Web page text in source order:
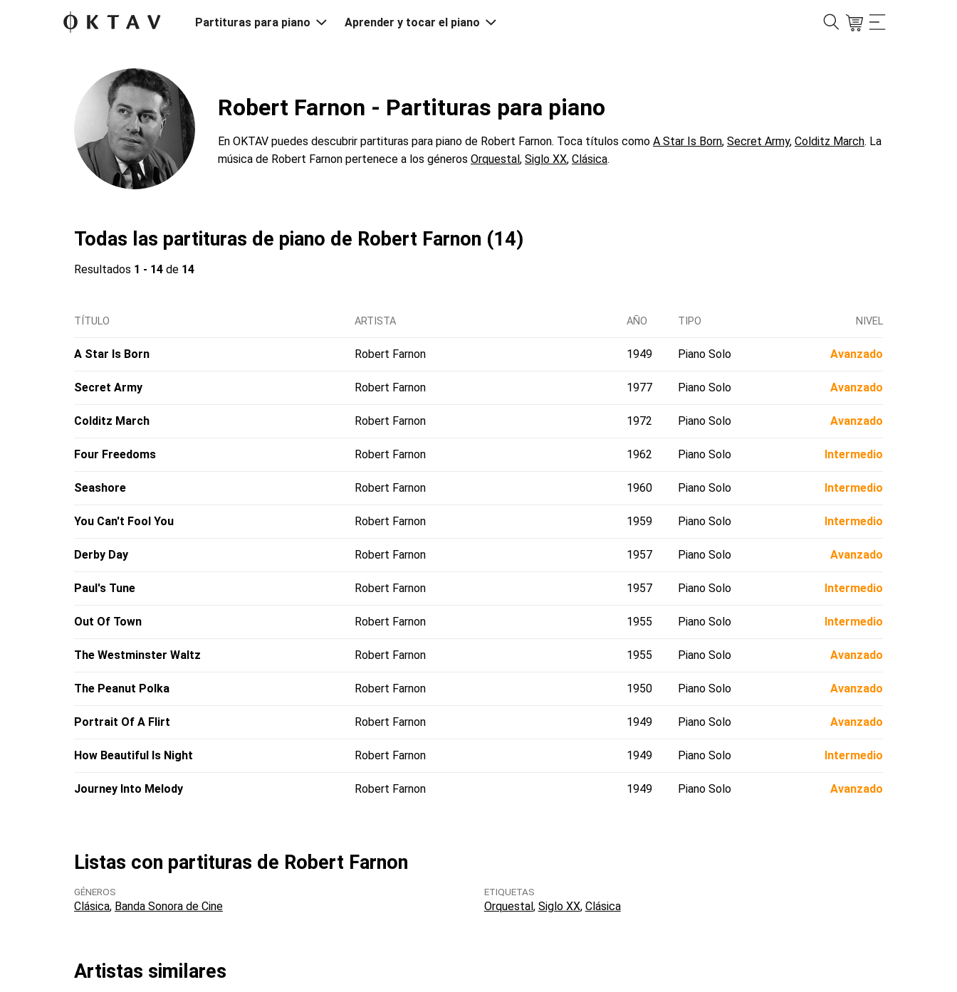
Partituras para piano Aprender y tocar el piano
Robert Farnon - Partituras para piano
En OKTAV puedes descubrir partituras para piano de Robert Farnon. Toca títulos como A Star Is Born, Secret Army, Colditz March. La
música de Robert Farnon pertenece a los géneros Orquestal, Siglo XX, Clásica.
Todas las partituras de piano de Robert Farnon (14)
Resultados 1 - 14 de 14
TÍTULO ARTISTA AÑO TIPO NIVEL
A Star Is Born Robert Farnon 1949 Piano Solo Avanzado
Secret Army Robert Farnon 1977 Piano Solo Avanzado
Colditz March Robert Farnon 1972 Piano Solo Avanzado
Four Freedoms Robert Farnon 1962 Piano Solo Intermedio
Seashore Robert Farnon 1960 Piano Solo Intermedio
You Can't Fool You Robert Farnon 1959 Piano Solo Intermedio
Derby Day Robert Farnon 1957 Piano Solo Avanzado
Paul's Tune Robert Farnon 1957 Piano Solo Intermedio
Out Of Town Robert Farnon 1955 Piano Solo Intermedio
The Westminster Waltz Robert Farnon 1955 Piano Solo Avanzado
The Peanut Polka Robert Farnon 1950 Piano Solo Avanzado
Portrait Of A Flirt Robert Farnon 1949 Piano Solo Avanzado
How Beautiful Is Night Robert Farnon 1949 Piano Solo Intermedio
Journey Into Melody Robert Farnon 1949 Piano Solo Avanzado
Listas con partituras de Robert Farnon
GÉNEROS
Clásica Banda Sonora de Cine
ETIQUETAS
Orquestal Siglo XX Clásica
Artistas similares